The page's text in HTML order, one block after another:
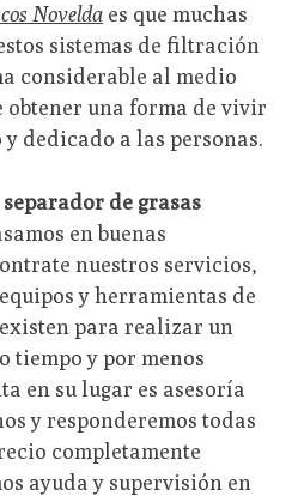
Novelda es que muchas
sistemas de filtración
considerable al medio
obtener una forma de vivir
dedicado a las personas.
de grasas
en buenas
nuestros servicios,
y herramientas de
para realizar un
tiempo y por menos
en su lugar es asesoría
y responderemos todas
completamente
ayuda y supervisión en